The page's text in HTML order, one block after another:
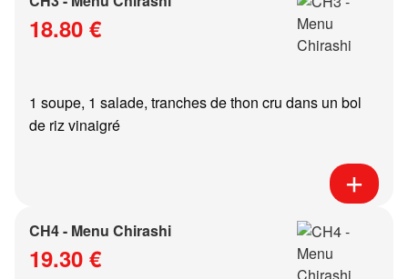
18.80 €
1 soupe, 1 salade, tranches de thon cru dans un bol
de riz vinaigré
CH4 - Menu Chirashi
19.30 €